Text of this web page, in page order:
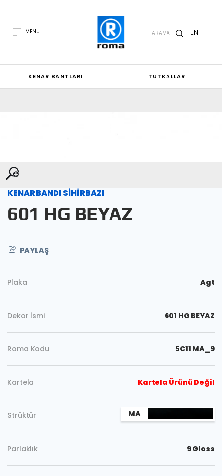
MENÜ ARAMA EN
KENAR BANTLARI TUTKALLAR
KENARBANDI SİHİRBAZI
601 HG BEYAZ
PAYLAŞ
Plaka Agt
Dekor İsmi 601 HG BEYAZ
Roma Kodu 5C11 MA_9
Kartela Kartela Ürünü Değil
Strüktür MA
Parlaklık 9 Gloss
Kopyala